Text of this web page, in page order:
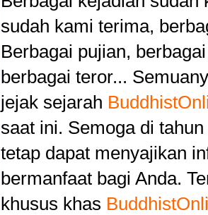
sudah kami terima,
Berbagai pujian,
berbagai teror...
jejak sejarah
saat ini. Semoga di
tetap dapat menyajikan
bermanfaat bagi Anda.
khusus khas